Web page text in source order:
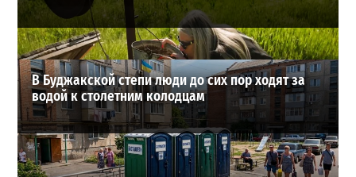
В Буджакской степи люди до сих пор ходят за
водой к столетним колодцам